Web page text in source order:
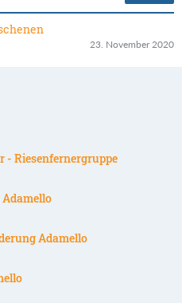
23. November 2020
- Riesenfernergruppe
Adamello